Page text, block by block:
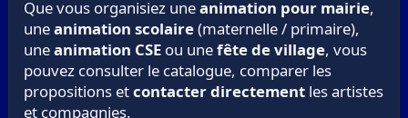
Que vous organisiez uneanimation pour mairie,
uneanimation scolaire(maternelle / primaire),
uneanimation CSEou unefête de village, vous
pouvez consulter le catalogue, comparer les
propositions etcontacter directementles artistes
et compagnies.